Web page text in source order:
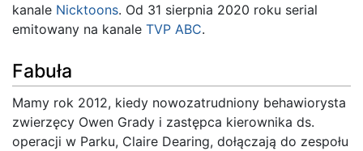
kanale Nicktoons. Od 31 sierpnia 2020 roku serial
emitowany na kanale TVP ABC.
Fabuła
Mamy rok 2012, kiedy nowozatrudniony behawiorysta
zwierzęcy Owen Grady i zastępca kierownika ds.
operacji w Parku, Claire Dearing, dołączają do zespołu